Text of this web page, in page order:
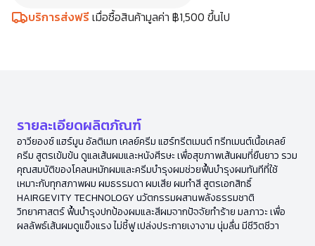
บริการส่งฟรีเมื่อซื้อสินค้ามูลค่า ฿1,500 ขึ้นไป
รายละเอียดผลิตภัณฑ์
อาวียองซ์ แฮร์มูน อัลติเมท เคลย์ครีม แฮร์ทรีตเมนต์ ทรีทเมนต์เนื้อเคลย์
ครีม สูตรเข้มข้น ดูแลเส้นผมและหนังศีรษะ เพื่อสุขภาพเส้นผมที่ยืนยาว รวม
คุณสมบัติของโคลนหมักผมและครีมบำรุงผมช่วยฟื้นบำรุงผมทันทีที่ใช้
เหมาะกับทุกสภาพผม ผมธรรมดา ผมเสีย ผมทำสี สูตรเอกสิทธิ์
HAIRGEVITY TECHNOLOGY นวัตกรรมผสานพลังธรรมชาติ
วิทยาศาสตร์ ฟื้นบำรุงปกป้องผมและสีผมจากปัจจัยทำร้าย มลภาวะ เพื่อ
ผลลัพธ์เส้นผมดูแข็งแรง ไม่ชี้ฟู เปล่งประกายเงางาม นุ่มลื่น มีชีวิตชีวา